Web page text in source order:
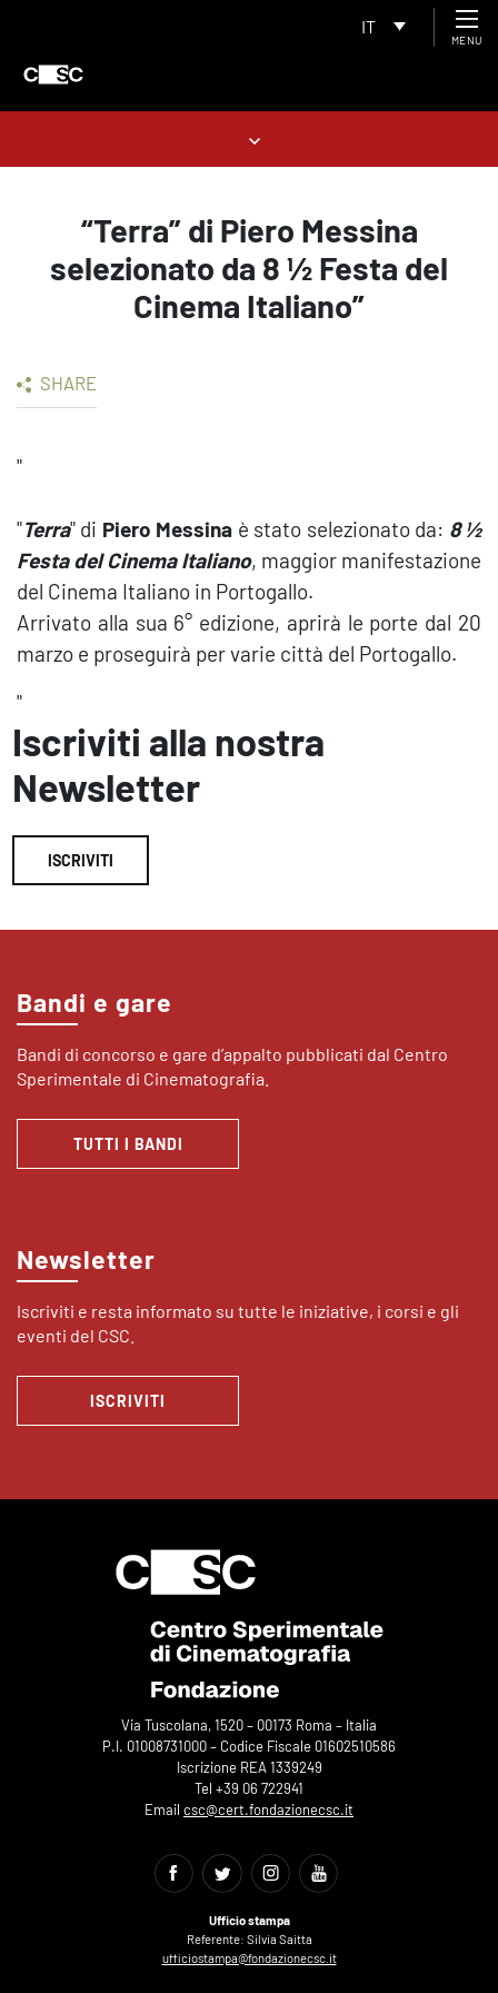
IT
MENU
“Terra” di Piero Messina
selezionato da 8 ½ Festa del
Cinema Italiano”
SHARE
"
"Terra" di Piero Messina è stato selezionato da: 8 ½
Festa del Cinema Italiano, maggior manifestazione
del Cinema Italiano in Portogallo.
Arrivato alla sua 6° edizione, aprirà le porte dal 20
marzo e proseguirà per varie città del Portogallo.
"
Iscriviti alla nostra
Newsletter
ISCRIVITI
Bandi e gare
Bandi di concorso e gare d’appalto pubblicati dal Centro
Sperimentale di Cinematografia.
TUTTI I BANDI
Newsletter
Iscriviti e resta informato su tutte le iniziative, i corsi e gli
eventi del CSC.
ISCRIVITI
Via Tuscolana, 1520 – 00173 Roma – Italia
P.I. 01008731000 – Codice Fiscale 01602510586
Iscrizione REA 1339249
Tel +39 06 722941
Email csc@cert.fondazionecsc.it
Ufficio stampa
Referente: Silvia Saitta
ufficiostampa@fondazionecsc.it